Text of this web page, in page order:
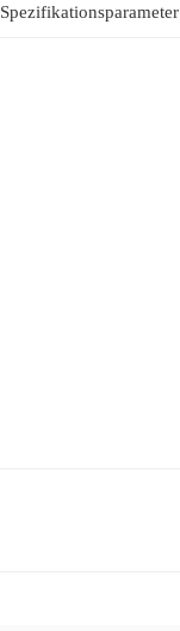
Spezifikationsparameter